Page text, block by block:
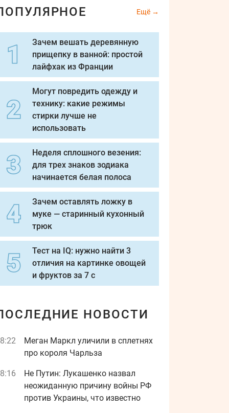
Ещё
Зачем вешать деревянную
прищепку в ванной: простой
лайфхак из Франции
Могут повредить одежду и
технику: какие режимы
стирки лучше не
использовать
Неделя сплошного везения:
для трех знаков зодиака
начинается белая полоса
Зачем оставлять ложку в
муке — старинный кухонный
трюк
Тест на IQ: нужно найти 3
отличия на картинке овощей
и фруктов за 7 с
НОВОСТИ
Меган Маркл уличили в сплетнях
про короля Чарльза
Не Путин: Лукашенко назвал
неожиданную причину войны РФ
против Украины, что известно